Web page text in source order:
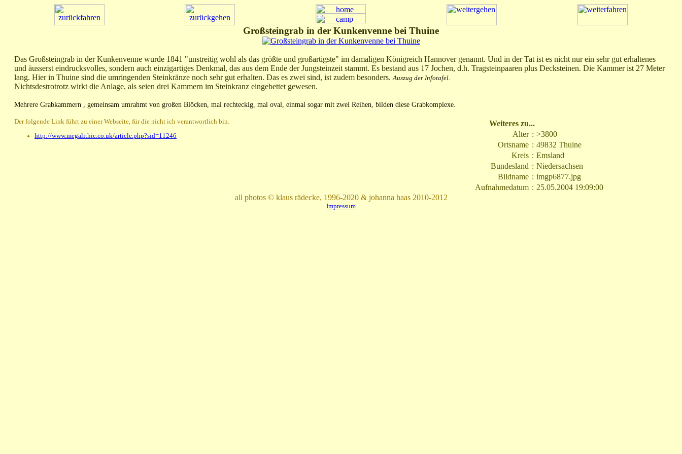
Großsteingrab in der Kunkenvenne bei Thuine
Das Großsteingrab in der Kunkenvenne wurde 1841 "unstreitig wohl als das größte und großartigste" im damaligen Königreich Hannover genannt. Und in der Tat ist es nicht nur ein sehr gut erhaltenes
und äusserst eindrucksvolles, sondern auch einzigartiges Denkmal, das aus dem Ende der Jungsteinzeit stammt. Es bestand aus 17 Jochen, d.h. Tragsteinpaaren plus Decksteinen. Die Kammer ist 27 Meter
lang. Hier in Thuine sind die umringenden Steinkränze noch sehr gut erhalten. Das es zwei sind, ist zudem besonders. Auszug der Infotafel.
Nichtsdestrotrotz wirkt die Anlage, als seien drei Kammern im Steinkranz eingebettet gewesen.
Mehrere Grabkammern , gemeinsam umrahmt von großen Blöcken, mal rechteckig, mal oval, einmal sogar mit zwei Reihen, bilden diese Grabkomplexe.
Der folgende Link führt zu einer Webseite, für die nicht ich verantwortlich bin.
http://www.megalithic.co.uk/article.php?sid=11246
Weiteres zu...
Alter : >3800
Ortsname : 49832 Thuine
Kreis : Emsland
Bundesland : Niedersachsen
Bildname : imgp6877.jpg
Aufnahmedatum : 25.05.2004 19:09:00
all photos © klaus rädecke, 1996-2020 & johanna haas 2010-2012
Impressum